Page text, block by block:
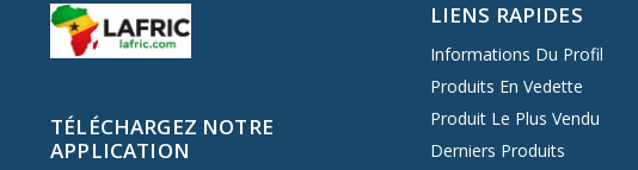
TÉLÉCHARGEZ NOTRE
APPLICATION
LIENS RAPIDES
Informations Du Profil
Produits En Vedette
Produit Le Plus Vendu
Derniers Produits